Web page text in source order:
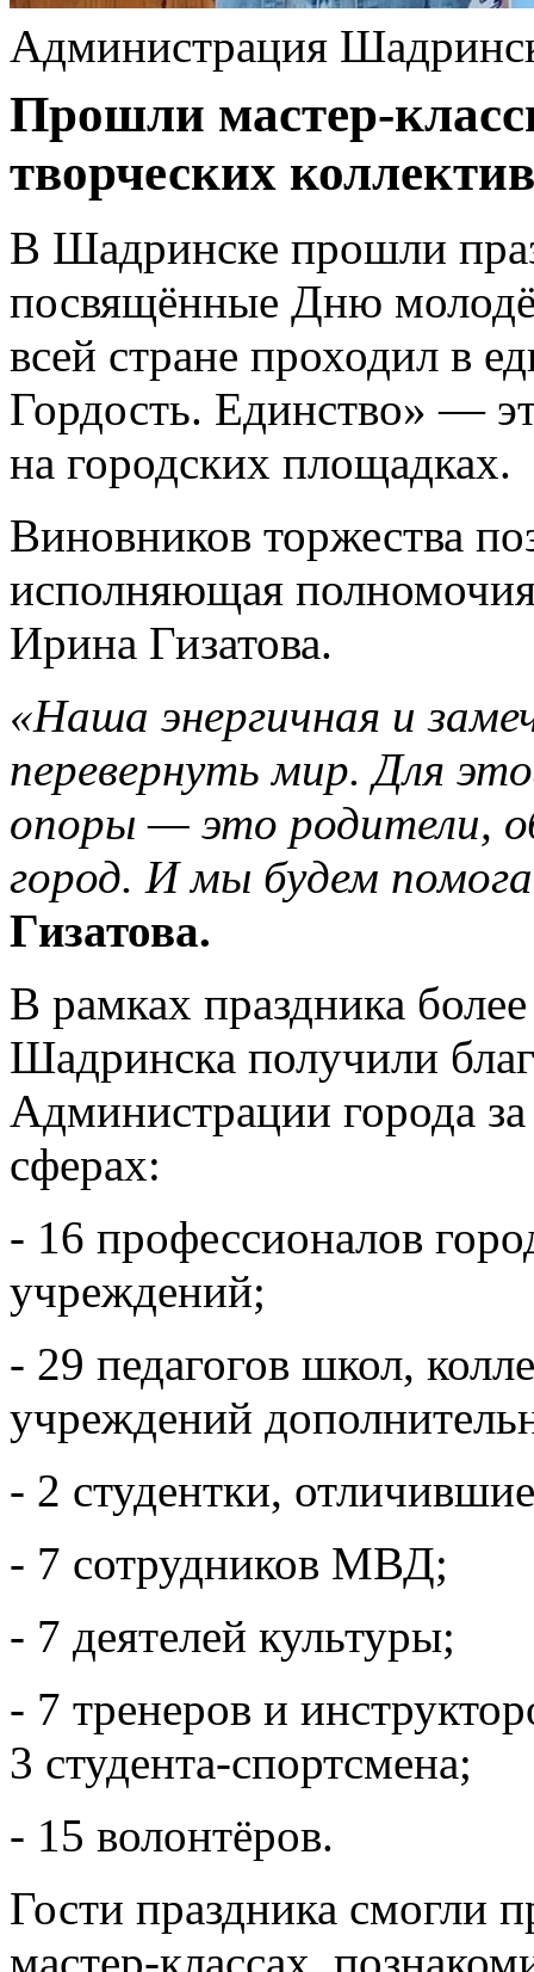
Администрация
Прошли
творческих
В Шадринске прошли
посвящённые Дню
всей стране проходил в
Гордость. Единство» —
на городских площадках.
Виновников торжества
исполняющая
Ирина Гизатова.
«Наша энергичная и
перевернуть мир. Для
опоры — это родители,
город. И мы будем
Гизатова.
В рамках праздника
Шадринска получили
Администрации города
сферах:
- 16 профессионалов
учреждений;
- 29 педагогов школ,
учреждений
- 2 студентки,
- 7 сотрудников МВД;
- 7 деятелей культуры;
- 7 тренеров и
3 студента‑спортсмена;
- 15 волонтёров.
Гости праздника смогли
мастер‑классах,